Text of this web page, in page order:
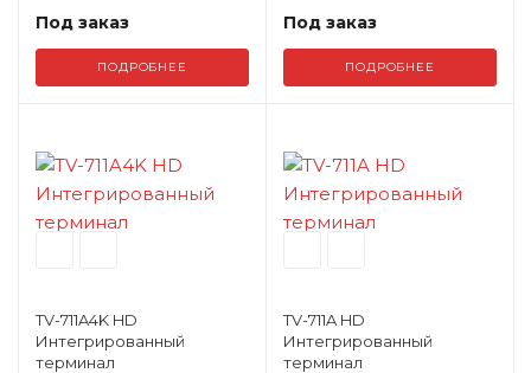
Под заказ
ПОДРОБНЕЕ
Под заказ
ПОДРОБНЕЕ
TV-711A4K HD
Интегрированный
терминал
TV-711A HD
Интегрированный
терминал